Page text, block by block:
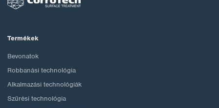
Termékek
Bevonatok
Robbanási technológia
Alkalmazási technológiák
Szűrési technológia